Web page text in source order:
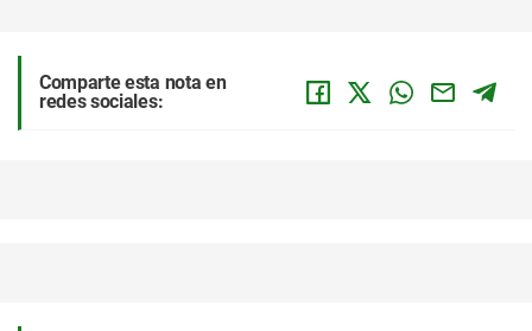
Comparte esta nota en
redes sociales: